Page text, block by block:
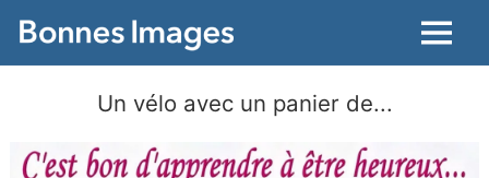
Menu
Un vélo avec un panier de...